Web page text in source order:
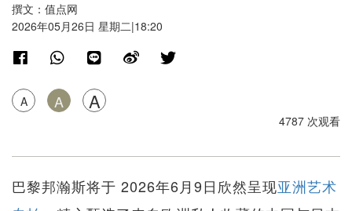
撰文：值点网
2026年05月26日 星期二|18:20
A A A
4787 次观看
巴黎邦瀚斯将于 2026年6月9日欣然呈现亚洲艺术